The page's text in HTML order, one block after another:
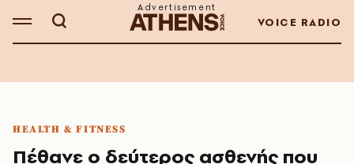
VOICE RADIO
HEALTH & FITNESS
Πέθανε ο δεύτερος ασθενής που